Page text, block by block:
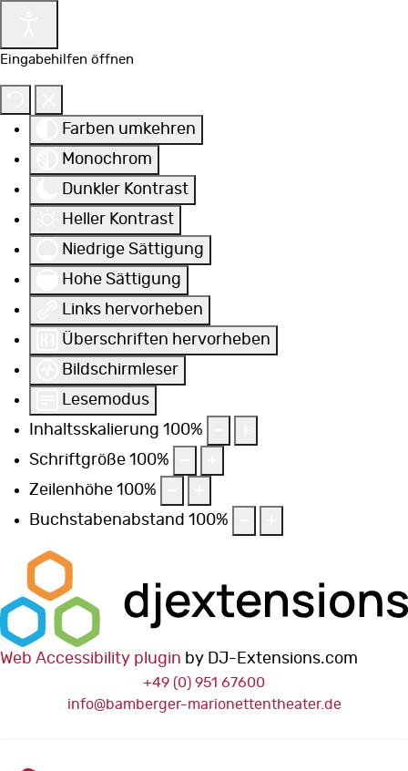
Eingabehilfen öffnen
Farben umkehren
Monochrom
Dunkler Kontrast
Heller Kontrast
Niedrige Sättigung
Hohe Sättigung
Links hervorheben
Überschriften hervorheben
Bildschirmleser
Lesemodus
Inhaltsskalierung 100%
Schriftgröße 100%
Zeilenhöhe 100%
Buchstabenabstand 100%
Web Accessibility plugin by DJ-Extensions.com
+49 (0) 951 67600
info@bamberger-marionettentheater.de